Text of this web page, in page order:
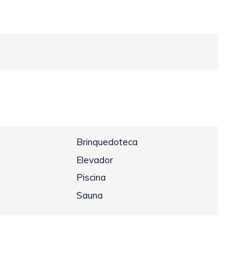
Brinquedoteca
Elevador
Piscina
Sauna